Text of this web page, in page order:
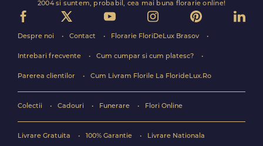
2004 si suntem, probabil, cea mai buna florarie online!
Despre noi Contact Florarie FloriDeLux Brasov
Intrebari frecvente Cum cumpar si cum platesc?
Parerea clientilor Cum Livram Florile La FlorideLux.Ro
Colectii Cadouri Funerare Flori Online
Livrare Gratuita 100% Garantie Livrare Nationala